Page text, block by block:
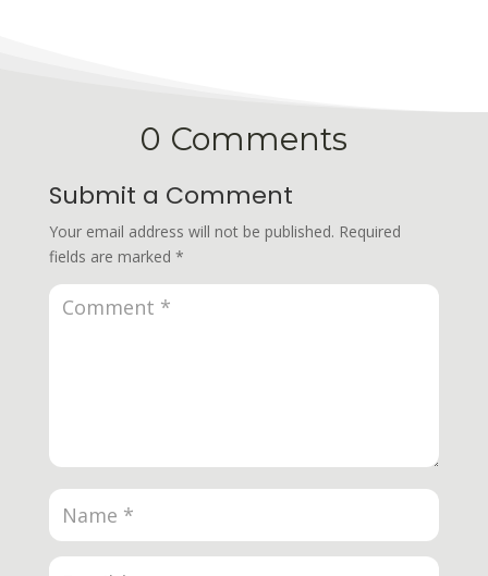
0 Comments
Submit a Comment
Your email address will not be published. Required
fields are marked *